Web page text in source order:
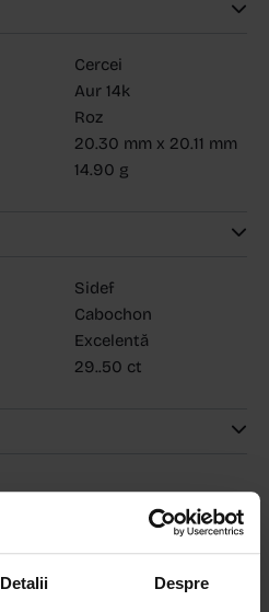
Detalii Despre
Cercei
Aur 14k
Roz
20.30 mm x 20.11 mm
14.90 g
Sidef
Cabochon
Excelentă
29..50 ct